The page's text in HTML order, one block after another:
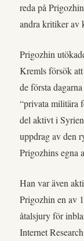
reda på
andra kritiker av
Prigozhin
Kremls försök
de första
“privata militära
del aktivt i
uppdrag av den
Prigozhins egna
Han var även
Prigozhin en av
åtalsjury för
Internet